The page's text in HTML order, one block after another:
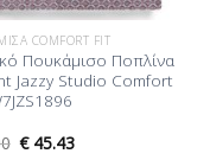
COMFORT FIT
Πουκάμισο Ποπλίνα
Jazzy Studio Comfort
€45.43